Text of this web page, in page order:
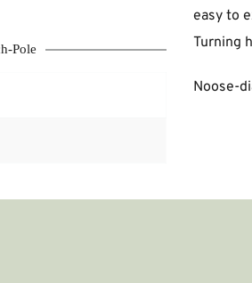
Pole
easy to
Turning
Noose-